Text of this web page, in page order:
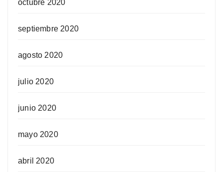
octubre 2020
septiembre 2020
agosto 2020
julio 2020
junio 2020
mayo 2020
abril 2020